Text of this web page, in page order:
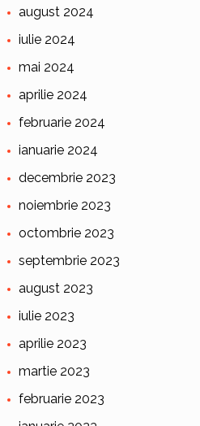
august 2024
iulie 2024
mai 2024
aprilie 2024
februarie 2024
ianuarie 2024
decembrie 2023
noiembrie 2023
octombrie 2023
septembrie 2023
august 2023
iulie 2023
aprilie 2023
martie 2023
februarie 2023